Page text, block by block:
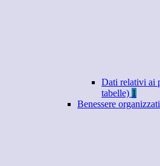
Dati relativi ai
tabelle) 1
Benessere